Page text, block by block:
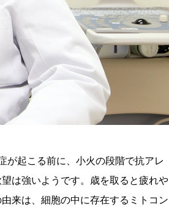
が起こる前に、小火の段階で抗アレ
は強いようです。歳を取ると疲れや
来は、細胞の中に存在するミトコン